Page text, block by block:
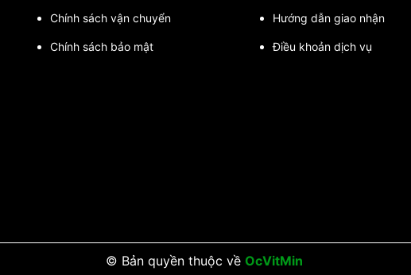
Chính sách vận chuyển
Chính sách bảo mật
Hướng dẫn giao nhận
Điều khoản dịch vụ
© Bản quyền thuộc về OcVitMin